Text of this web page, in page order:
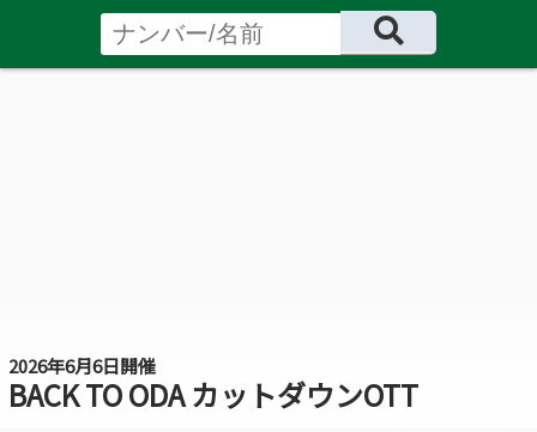
2026年6月6日開催
BACK TO ODA カットダウンOTT